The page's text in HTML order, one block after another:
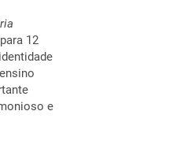
12
e